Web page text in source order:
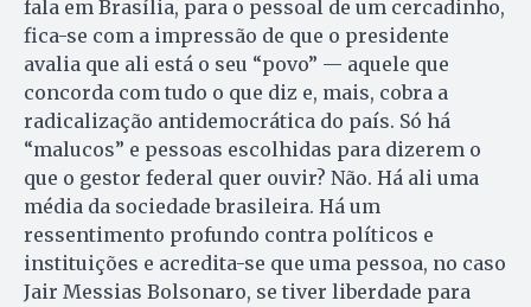
fala em Brasília, para o pessoal de um cercadinho,
fica-se com a impressão de que o presidente
avalia que ali está o seu “povo” — aquele que
concorda com tudo o que diz e, mais, cobra a
radicalização antidemocrática do país. Só há
“malucos” e pessoas escolhidas para dizerem o
que o gestor federal quer ouvir? Não. Há ali uma
média da sociedade brasileira. Há um
ressentimento profundo contra políticos e
instituições e acredita-se que uma pessoa, no caso
Jair Messias Bolsonaro, se tiver liberdade para